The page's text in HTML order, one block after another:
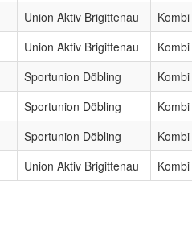
Union Aktiv Brigittenau Kombi
Union Aktiv Brigittenau Kombi
Sportunion Döbling Kombi
Sportunion Döbling Kombi
Sportunion Döbling Kombi
Union Aktiv Brigittenau Kombi